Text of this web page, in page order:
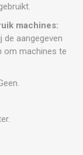
machines:
de aangegeven
om machines te